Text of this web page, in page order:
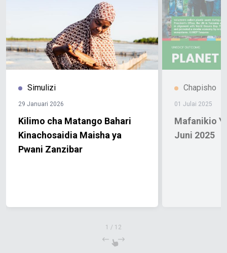
Simulizi
29 Januari 2026
Kilimo cha Matango Bahari
Kinachosaidia Maisha ya
Pwani Zanzibar
Chapisho
01 Julai 2025
Mafanikio
Juni 2025
1 / 12